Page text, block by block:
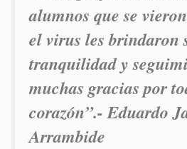
alumnos que se
el virus les brindaron
tranquilidad y
muchas gracias por
corazón”.- Eduardo
Arrambide